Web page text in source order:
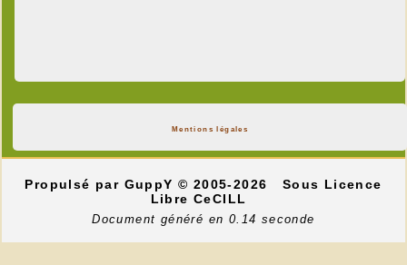
Mentions légales
Propulsé par GuppY© 2005-2026
Sous Licence
Libre CeCILL
Document généré en 0.14 seconde